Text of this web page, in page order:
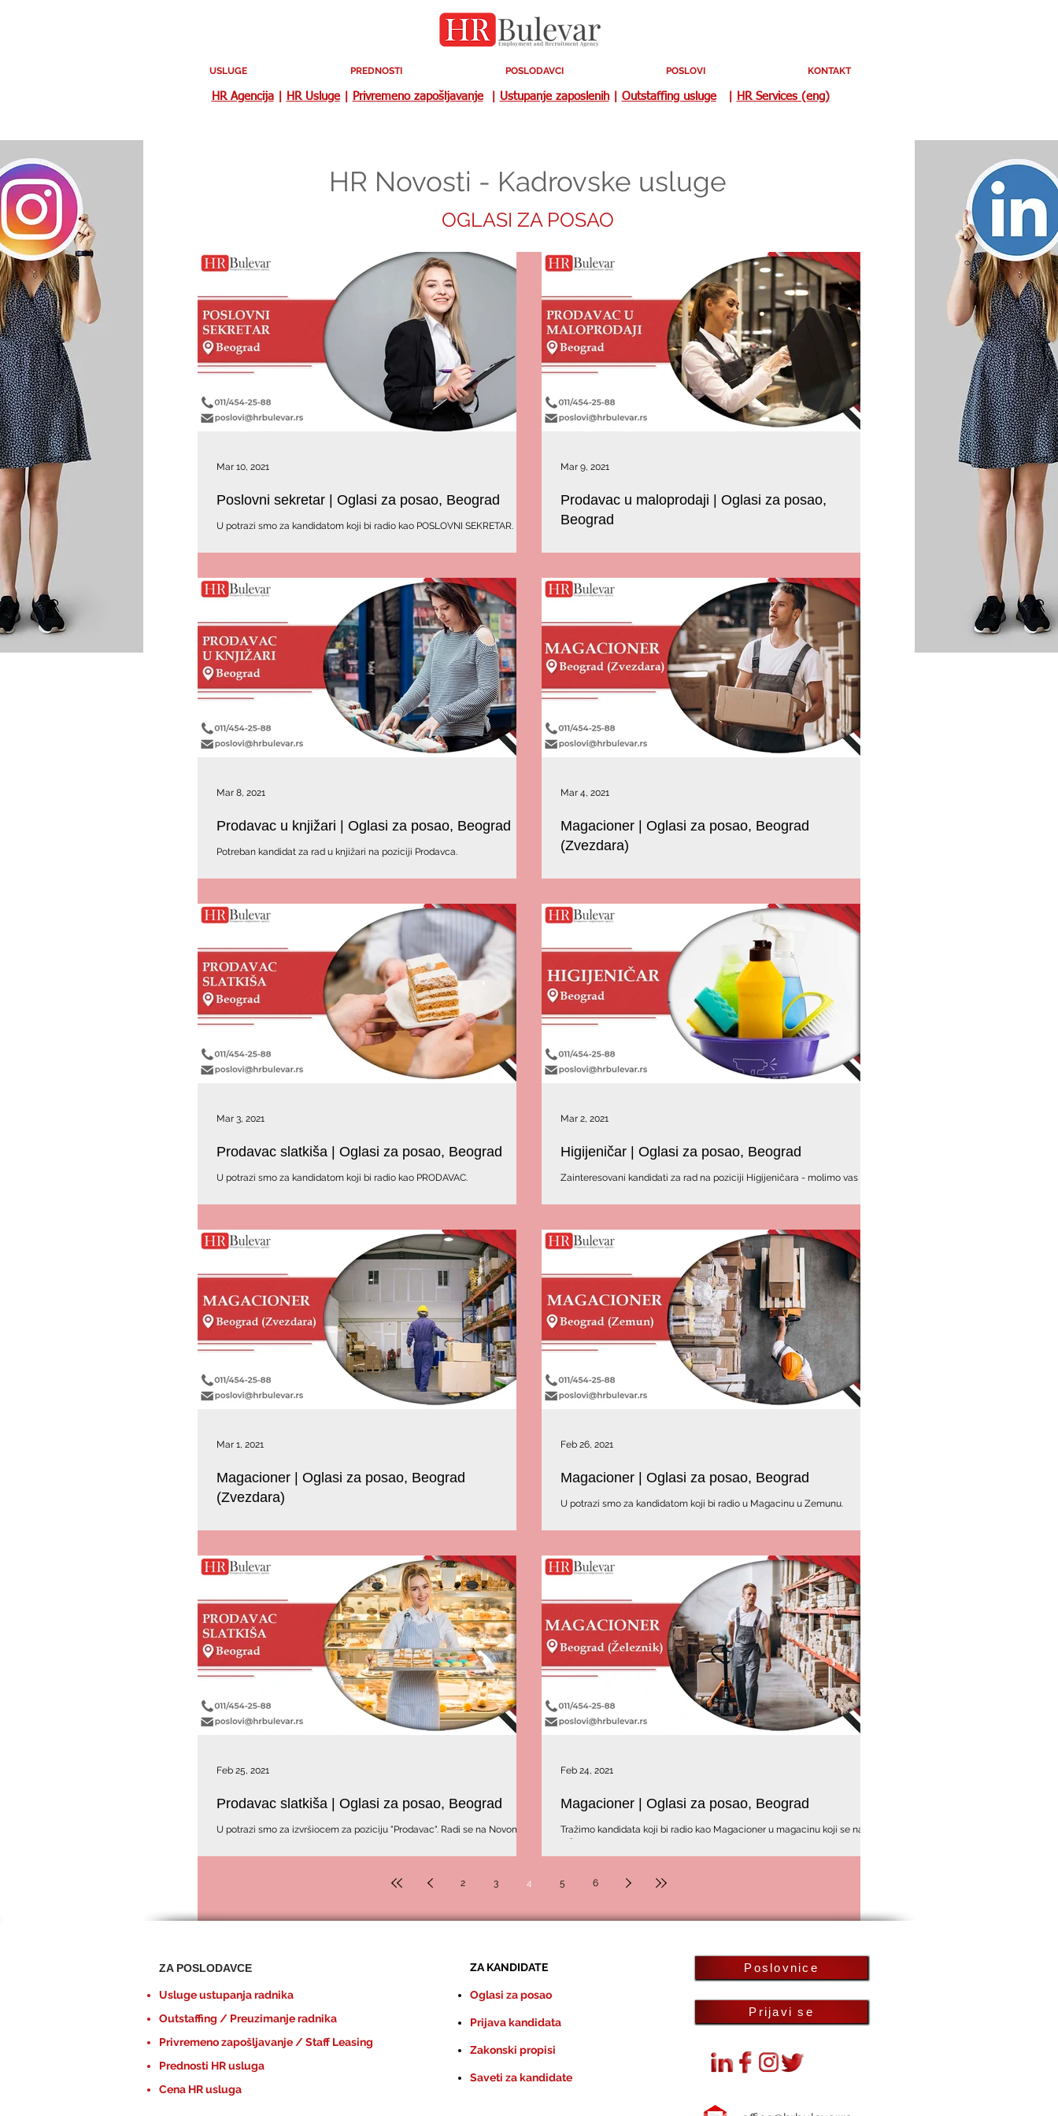
USLUGE PREDNOSTI POSLODAVCI POSLOVI KONTAKT
HR Agencija| HR Usluge| Privremeno zapošljavanje| Ustupanje zaposlenih| Outstaffing usluge| HR Services (eng)
HR Novosti - Kadrovske usluge
OGLASI ZA POSAO
Poslovni sekretar | Oglasi za posao, Beograd
U potrazi smo za kandidatom koji bi radio kao POSLOVNI SEKRETAR.
Mar 10, 2021
Prodavac u maloprodaji | Oglasi za posao,
Beograd
Mar 9, 2021
Prodavac u knjižari | Oglasi za posao, Beograd
Potreban kandidat za rad u knjižari na poziciji Prodavca.
Mar 8, 2021
Magacioner | Oglasi za posao, Beograd
(Zvezdara)
Mar 4, 2021
Prodavac slatkiša | Oglasi za posao, Beograd
U potrazi smo za kandidatom koji bi radio kao PRODAVAC.
Mar 3, 2021
Higijeničar | Oglasi za posao, Beograd
Zainteresovani kandidati za rad na poziciji Higijeničara - molimo vas
Mar 2, 2021
Magacioner | Oglasi za posao, Beograd
(Zvezdara)
Mar 1, 2021
Magacioner | Oglasi za posao, Beograd
U potrazi smo za kandidatom koji bi radio u Magacinu u Zemunu.
Feb 26, 2021
Prodavac slatkiša | Oglasi za posao, Beograd
U potrazi smo za izvršiocem za poziciju "Prodavac". Radi se na Novom
Feb 25, 2021
Magacioner | Oglasi za posao, Beograd
Tražimo kandidata koji bi radio kao Magacioner u magacinu koji se nalazi
Feb 24, 2021
2 3 4 5 6
ZA POSLODAVCE
Usluge ustupanja radnika
Outstaffing / Preuzimanje radnika
Privremeno zapošljavanje / Staff Leasing
Prednosti HR usluga
Cena HR usluga
ZA KANDIDATE
Oglasi za posao
Prijava kandidata
Zakonski propisi
Saveti za kandidate
Poslovnice
Prijavi se